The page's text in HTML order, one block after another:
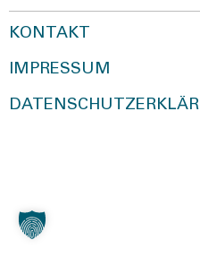
KONTAKT
IMPRESSUM